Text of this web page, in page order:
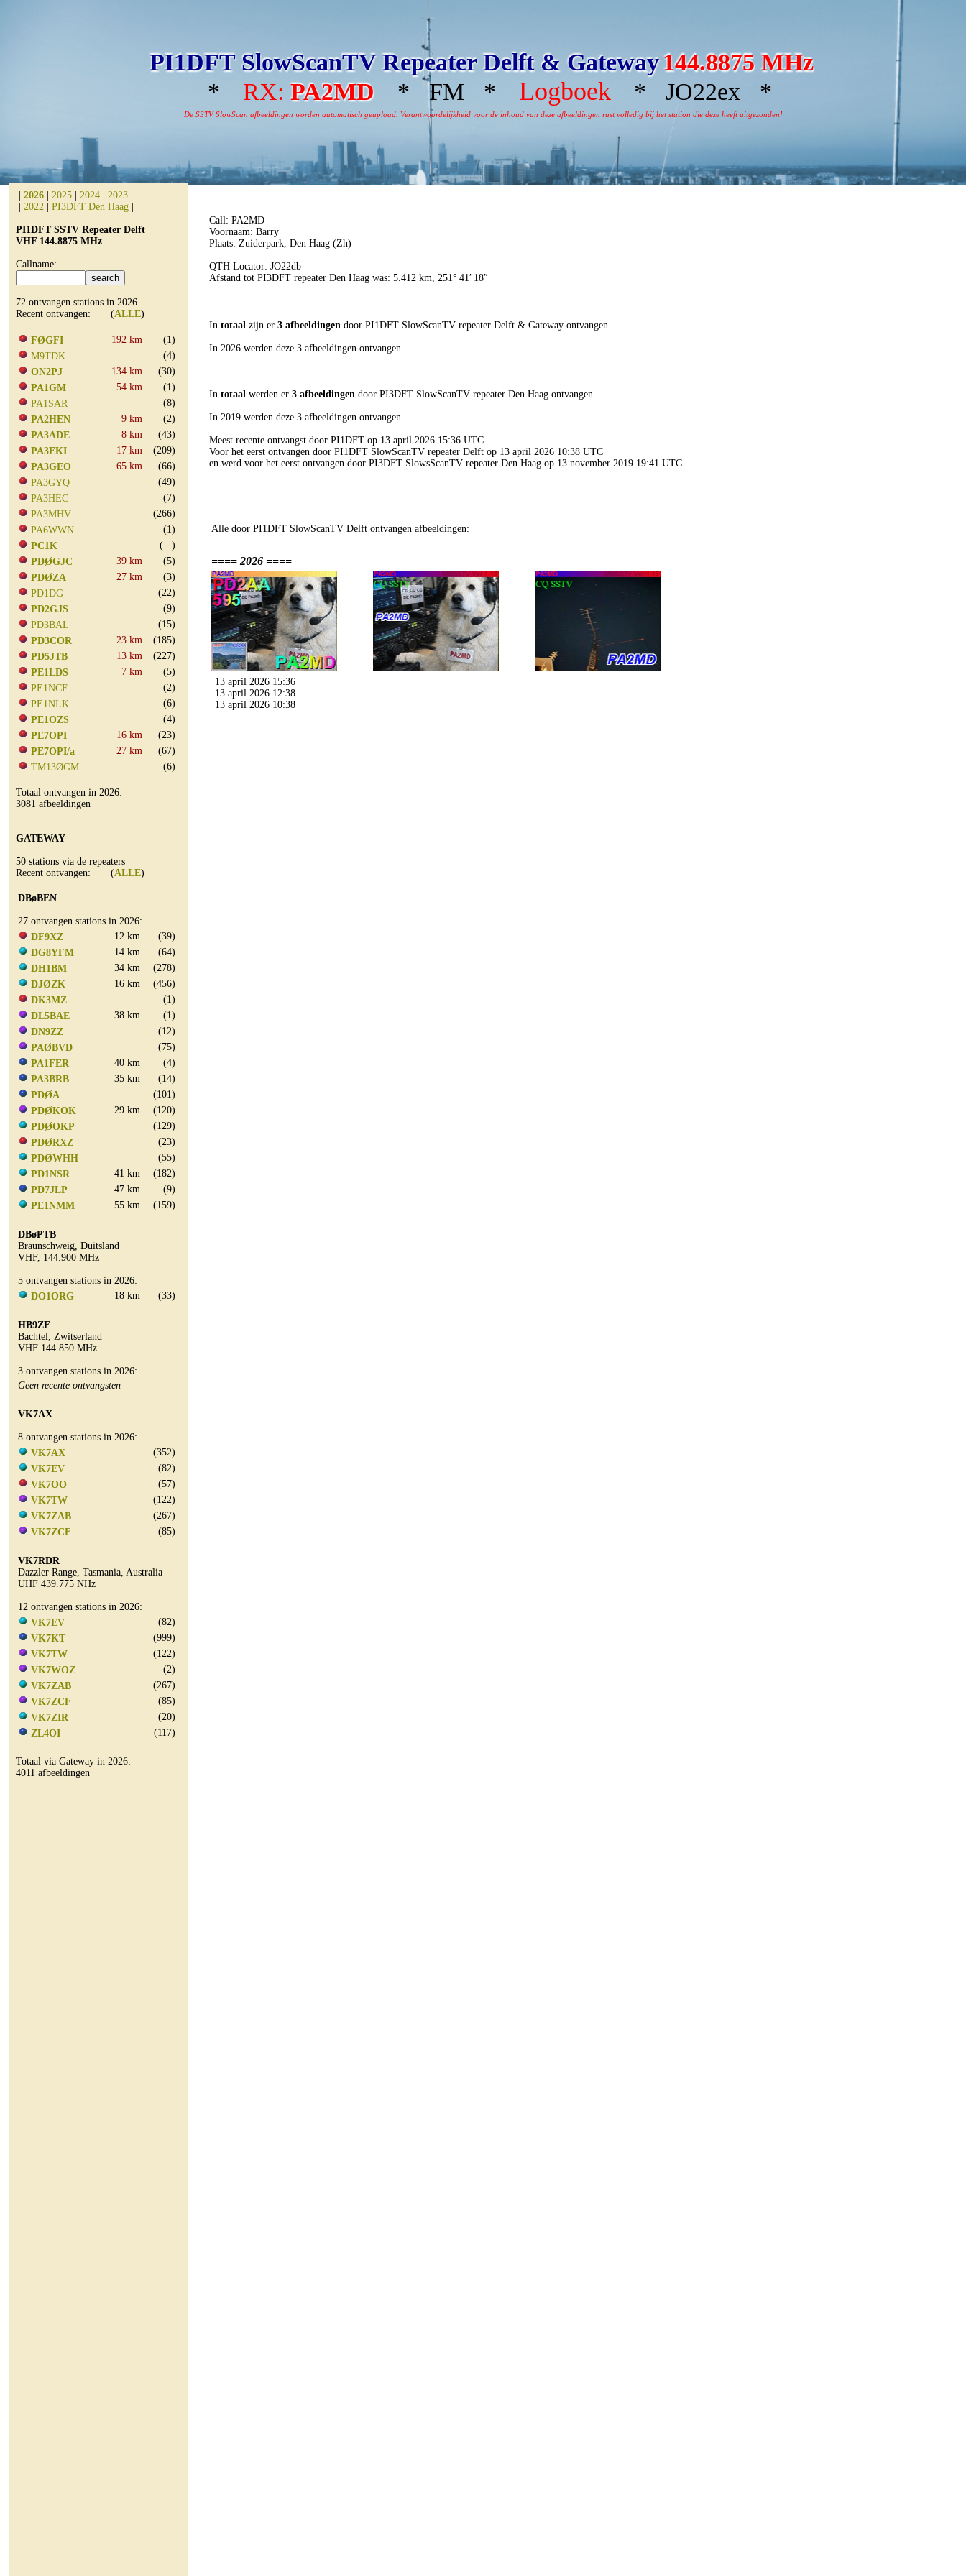
PI1DFT SlowScanTV Repeater Delft & Gateway144.8875 MHz
*
RX:PA2MD * FM * Logboek * JO22ex *
De SSTV SlowScan afbeeldingen worden automatisch geupload. Verantwoordelijkheid voor de inhoud van deze afbeeldingen rust volledig bij het station die deze heeft uitgezonden!
2026 2025 2024 2023
2022 PI3DFT Den Haag
PI1DFT SSTV Repeater Delft
VHF 144.8875 MHz
Callname:
72 ontvangen stations in 2026
Recent ontvangen: (ALLE)
FØGFI 192 km
(1)
M9TDK
(4)
ON2PJ
134 km
(30)
PA1GM
54 km
(1)
PA1SAR
(8)
PA2HEN
9 km
(2)
PA3ADE
8 km
(43)
PA3EKI
17 km
(209)
PA3GEO
65 km
(66)
PA3GYQ
(49)
PA3HEC
(7)
PA3MHV
(266)
PA6WWN
(1)
PC1K
(...)
PDØGJC
39 km
(5)
PDØZA
27 km
(3)
PD1DG
(22)
PD2GJS
(9)
PD3BAL
(15)
PD3COR
23 km
(185)
PD5JTB
13 km
(227)
PE1LDS
7 km
(5)
PE1NCF
(2)
PE1NLK
(6)
PE1OZS
(4)
PE7OPI
16 km
(23)
PE7OPI/a
27 km
(67)
TM13ØGM
(6)
Totaal ontvangen in 2026:
3081 afbeeldingen
GATEWAY
50 stations via de repeaters
Recent ontvangen: (ALLE)
DBøBEN
27 ontvangen stations in 2026:
DF9XZ
12 km
(39)
DG8YFM
14 km
(64)
DH1BM
34 km
(278)
DJØZK
16 km
(456)
DK3MZ
(1)
DL5BAE
38 km
(1)
DN9ZZ
(12)
PAØBVD
(75)
PA1FER
40 km
(4)
PA3BRB
35 km
(14)
PDØA
(101)
PDØKOK
29 km
(120)
PDØOKP
(129)
PDØRXZ
(23)
PDØWHH
(55)
PD1NSR
41 km
(182)
PD7JLP
47 km
(9)
PE1NMM
55 km (159)
DBøPTB
Braunschweig, Duitsland
VHF, 144.900 MHz
5 ontvangen stations in 2026:
DO1ORG
18 km (33)
HB9ZF
Bachtel, Zwitserland
VHF 144.850 MHz
3 ontvangen stations in 2026:
Geen recente ontvangsten
VK7AX
8 ontvangen stations in 2026:
VK7AX
(352)
VK7EV
(82)
VK7OO
(57)
VK7TW
(122)
VK7ZAB
(267)
VK7ZCF
(85)
VK7RDR
Dazzler Range, Tasmania, Australia
UHF 439.775 NHz
12 ontvangen stations in 2026:
VK7EV
(82)
VK7KT
(999)
VK7TW
(122)
VK7WOZ
(2)
VK7ZAB
(267)
VK7ZCF
(85)
VK7ZIR
(20)
ZL4OI
(117)
Totaal via Gateway in 2026:
4011 afbeeldingen
Call: PA2MD
Voornaam: Barry
Plaats: Zuiderpark, Den Haag (Zh)
QTH Locator: JO22db
Afstand tot PI3DFT repeater Den Haag was: 5.412 km, 251° 41′ 18″
In totaal zijn er 3 afbeeldingen door PI1DFT SlowScanTV repeater Delft & Gateway ontvangen
In 2026 werden deze 3 afbeeldingen ontvangen.
In totaal werden er 3 afbeeldingen door PI3DFT SlowScanTV repeater Den Haag ontvangen
In 2019 werden deze 3 afbeeldingen ontvangen.
Meest recente ontvangst door PI1DFT op 13 april 2026 15:36 UTC
Voor het eerst ontvangen door PI1DFT SlowScanTV repeater Delft op 13 april 2026 10:38 UTC
en werd voor het eerst ontvangen door PI3DFT SlowsScanTV repeater Den Haag op 13 november 2019 19:41 UTC
Alle door PI1DFT SlowScanTV Delft ontvangen afbeeldingen:
==== 2026 ====
13 april 2026 15:36
13 april 2026 12:38
13 april 2026 10:38